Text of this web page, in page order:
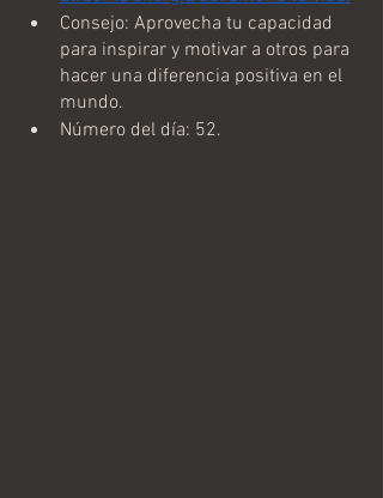
Consejo: Aprovecha tu capacidad
para inspirar y motivar a otros para
hacer una diferencia positiva en el
mundo.
Número del día: 52.